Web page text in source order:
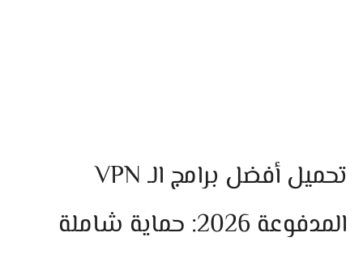
تحميل أفضل برامج الـ VPN
المدفوعة 2026: حماية شاملة